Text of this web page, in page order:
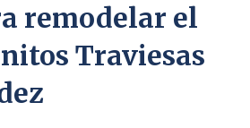
remodelar el
Traviesas